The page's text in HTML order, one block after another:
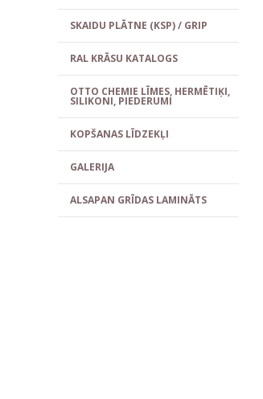
SKAIDU PLĀTNE (KSP) / GRIP
RAL KRĀSU KATALOGS
OTTO CHEMIE LĪMES, HERMĒTIĶI,
SILIKONI, PIEDERUMI
KOPŠANAS LĪDZEKĻI
GALERIJA
ALSAPAN GRĪDAS LAMINĀTS